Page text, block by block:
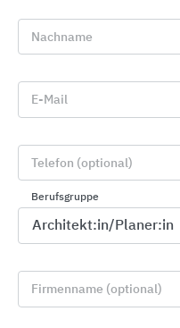
Die
des LCN-
Die Firma hat
Verantwortung
Die
Das Büro in
Nachname
E-Mail
Telefon (optional)
Berufsgruppe
Firmenname (optional)